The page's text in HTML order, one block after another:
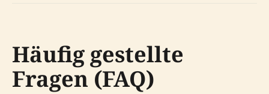
Häufig gestellte
Fragen (FAQ)